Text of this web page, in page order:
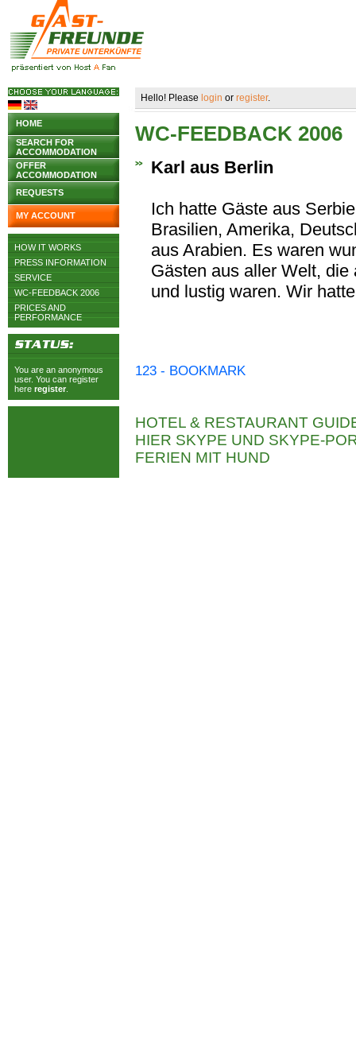
HOME
SEARCH FOR
ACCOMMODATION
OFFER
ACCOMMODATION
REQUESTS
MY ACCOUNT
HOW IT WORKS
PRESS INFORMATION
SERVICE
WC-FEEDBACK 2006
PRICES AND
PERFORMANCE
You are an anonymous
user. You can register
here register
Hello! Please login or register.
WC-FEEDBACK 2006
Karl aus Berlin
Ich hatte Gäste aus
Brasilien, Amerika,
aus Arabien. Es waren
Gästen aus aller Welt,
und lustig waren. Wir
123 - BOOKMARK
HOTEL & RESTAURANT
HIER SKYPE UND SKYPE-
FERIEN MIT HUND